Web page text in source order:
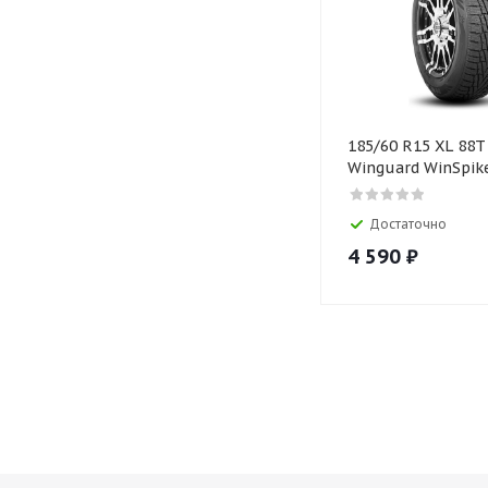
185/60 R15 XL
Winguard
Достаточно
4 590 ₽